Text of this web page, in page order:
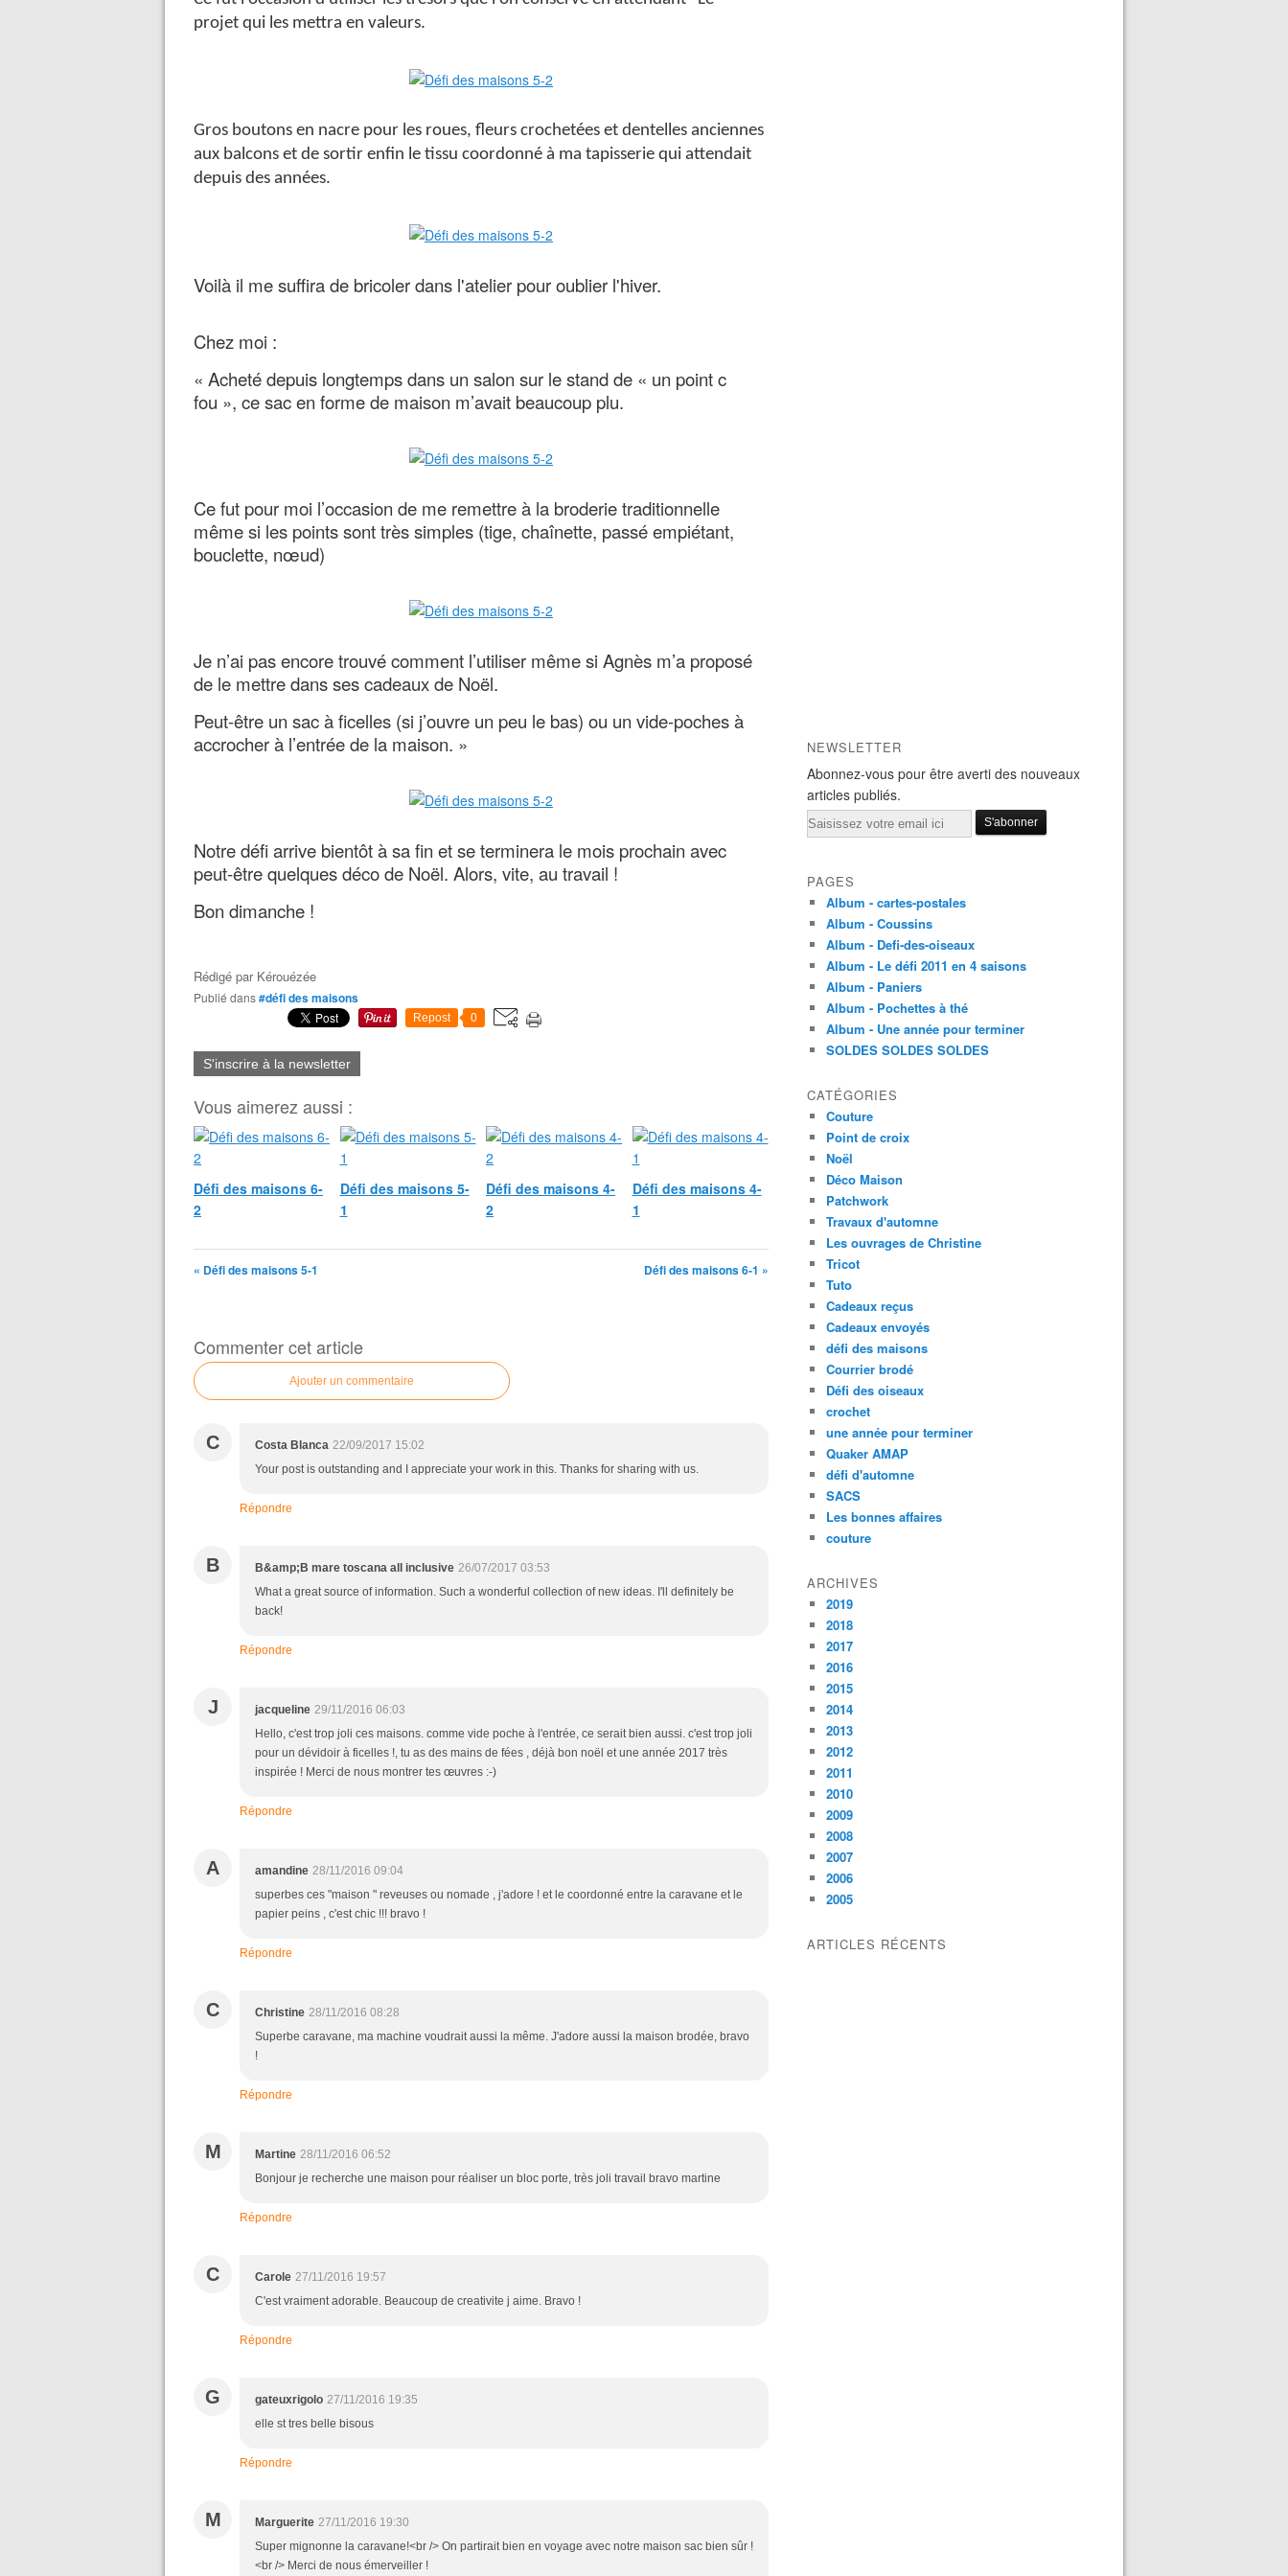
projet qui les mettra en valeurs.
Gros boutons en nacre pour les roues, fleurs crochetées et dentelles anciennes
aux balcons et de sortir enfin le tissu coordonné à ma tapisserie qui attendait
depuis des années.
Voilà il me suffira de bricoler dans l'atelier pour oublier l'hiver.
Chez moi :
« Acheté depuis longtemps dans un salon sur le stand de « un point c
fou », ce sac en forme de maison m’avait beaucoup plu.
Ce fut pour moi l’occasion de me remettre à la broderie traditionnelle
même si les points sont très simples (tige, chaînette, passé empiétant,
bouclette, nœud)
Je n’ai pas encore trouvé comment l’utiliser même si Agnès m’a proposé
de le mettre dans ses cadeaux de Noël.
Peut-être un sac à ficelles (si j’ouvre un peu le bas) ou un vide-poches à
accrocher à l’entrée de la maison. »
Notre défi arrive bientôt à sa fin et se terminera le mois prochain avec
peut-être quelques déco de Noël. Alors, vite, au travail !
Bon dimanche !
Rédigé par Kérouézée
Publié dans#défi des maisons
Repost 0
S'inscrire à la newsletter
Vous aimerez aussi :
Défi des maisons 6-
2
Défi des maisons 5-
1
Défi des maisons 4-
2
Défi des maisons 4-
1
« Défi des maisons 5-1 Défi des maisons 6-1 »
Commenter cet article
Ajouter un commentaire
C Costa Blanca 22/09/2017 15:02
Your post is outstanding and I appreciate your work in this. Thanks for sharing with us.
Répondre
B B&amp;B mare toscana all inclusive 26/07/2017 03:53
What a great source of information. Such a wonderful collection of new ideas. I'll definitely be
back!
Répondre
J jacqueline 29/11/2016 06:03
Hello, c'est trop joli ces maisons. comme vide poche à l'entrée, ce serait bien aussi. c'est trop joli
pour un dévidoir à ficelles !, tu as des mains de fées , déjà bon noël et une année 2017 très
inspirée ! Merci de nous montrer tes œuvres :-)
Répondre
A amandine 28/11/2016 09:04
superbes ces "maison " reveuses ou nomade , j'adore ! et le coordonné entre la caravane et le
papier peins , c'est chic !!! bravo !
Répondre
C Christine 28/11/2016 08:28
Superbe caravane, ma machine voudrait aussi la même. J'adore aussi la maison brodée, bravo
!
Répondre
M Martine 28/11/2016 06:52
Bonjour je recherche une maison pour réaliser un bloc porte, très joli travail bravo martine
Répondre
C Carole 27/11/2016 19:57
C'est vraiment adorable. Beaucoup de creativite j aime. Bravo !
Répondre
G gateuxrigolo 27/11/2016 19:35
elle st tres belle bisous
Répondre
M Marguerite 27/11/2016 19:30
Super mignonne la caravane!<br /> On partirait bien en voyage avec notre maison sac bien sûr !
<br /> Merci de nous émerveiller !
NEWSLETTER
Abonnez-vous pour être averti des nouveaux
articles publiés.
Email
PAGES
Album - cartes-postales
Album - Coussins
Album - Defi-des-oiseaux
Album - Le défi 2011 en 4 saisons
Album - Paniers
Album - Pochettes à thé
Album - Une année pour terminer
SOLDES SOLDES SOLDES
CATÉGORIES
Couture
Point de croix
Noël
Déco Maison
Patchwork
Travaux d'automne
Les ouvrages de Christine
Tricot
Tuto
Cadeaux reçus
Cadeaux envoyés
défi des maisons
Courrier brodé
Défi des oiseaux
crochet
une année pour terminer
Quaker AMAP
défi d'automne
SACS
Les bonnes affaires
couture
ARCHIVES
2019
2018
2017
2016
2015
2014
2013
2012
2011
2010
2009
2008
2007
2006
2005
ARTICLES RÉCENTS